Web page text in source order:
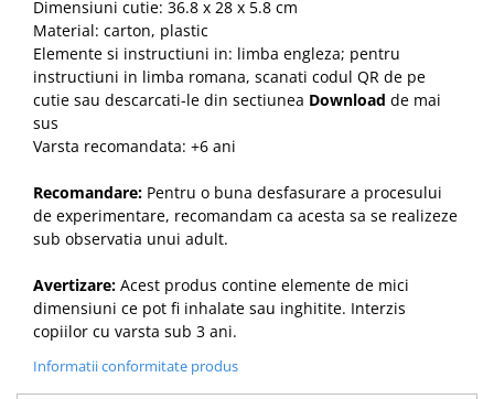
Dimensiuni cutie: 36.8 x 28 x 5.8 cm
Material: carton, plastic
Elemente si instructiuni in: limba engleza; pentru
instructiuni in limba romana, scanati codul QR de pe
cutie sau descarcati-le din sectiunea Download de mai
sus
Varsta recomandata: +6 ani
Recomandare: Pentru o buna desfasurare a procesului
de experimentare, recomandam ca acesta sa se realizeze
sub observatia unui adult.
Avertizare: Acest produs contine elemente de mici
dimensiuni ce pot fi inhalate sau inghitite. Interzis
copiilor cu varsta sub 3 ani.
Informatii conformitate produs